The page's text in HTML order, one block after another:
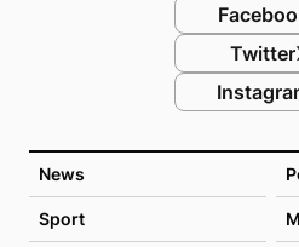
News
Sport
Twitter